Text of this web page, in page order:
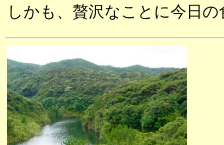
しかも、贅沢なことに今日